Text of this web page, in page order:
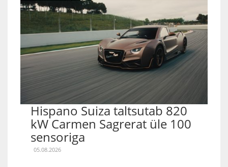
Hispano Suiza taltsutab 820
kW Carmen Sagrerat üle 100
sensoriga
05.08.2026